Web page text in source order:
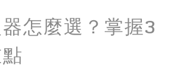
怎麼選？掌握3